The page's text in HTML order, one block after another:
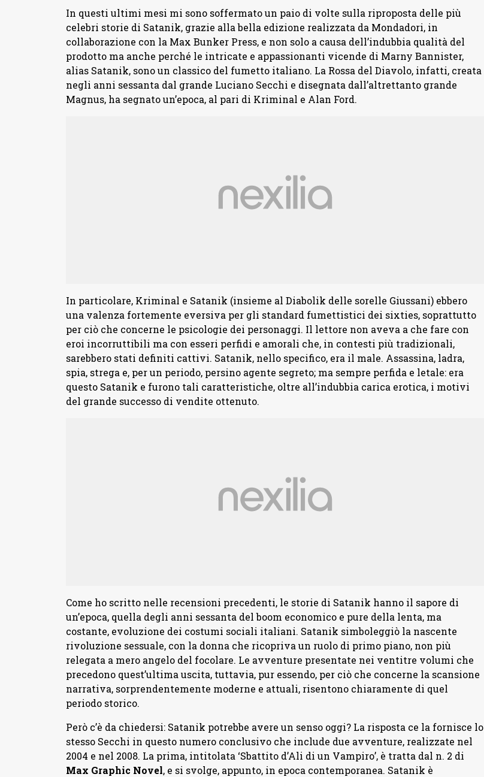
In questi ultimi mesi mi sono soffermato un paio di volte sulla riproposta delle più
celebri storie di Satanik, grazie alla bella edizione realizzata da Mondadori, in
collaborazione con la Max Bunker Press, e non solo a causa dell’indubbia qualità del
prodotto ma anche perché le intricate e appassionanti vicende di Marny Bannister,
alias Satanik, sono un classico del fumetto italiano. La Rossa del Diavolo, infatti, creata
negli anni sessanta dal grande Luciano Secchi e disegnata dall’altrettanto grande
Magnus, ha segnato un’epoca, al pari di Kriminal e Alan Ford.
In particolare, Kriminal e Satanik (insieme al Diabolik delle sorelle Giussani) ebbero
una valenza fortemente eversiva per gli standard fumettistici dei sixties, soprattutto
per ciò che concerne le psicologie dei personaggi. Il lettore non aveva a che fare con
eroi incorruttibili ma con esseri perfidi e amorali che, in contesti più tradizionali,
sarebbero stati definiti cattivi. Satanik, nello specifico, era il male. Assassina, ladra,
spia, strega e, per un periodo, persino agente segreto; ma sempre perfida e letale: era
questo Satanik e furono tali caratteristiche, oltre all’indubbia carica erotica, i motivi
del grande successo di vendite ottenuto.
Come ho scritto nelle recensioni precedenti, le storie di Satanik hanno il sapore di
un’epoca, quella degli anni sessanta del boom economico e pure della lenta, ma
costante, evoluzione dei costumi sociali italiani. Satanik simboleggiò la nascente
rivoluzione sessuale, con la donna che ricopriva un ruolo di primo piano, non più
relegata a mero angelo del focolare. Le avventure presentate nei ventitre volumi che
precedono quest’ultima uscita, tuttavia, pur essendo, per ciò che concerne la scansione
narrativa, sorprendentemente moderne e attuali, risentono chiaramente di quel
periodo storico.
Però c’è da chiedersi: Satanik potrebbe avere un senso oggi? La risposta ce la fornisce lo
stesso Secchi in questo numero conclusivo che include due avventure, realizzate nel
2004 e nel 2008. La prima, intitolata ‘Sbattito d’Ali di un Vampiro’, è tratta dal n. 2 di
Max Graphic Novel, e si svolge, appunto, in epoca contemporanea. Satanik è